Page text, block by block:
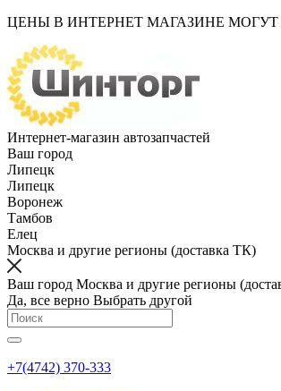
ЦЕНЫ В ИНТЕРНЕТ МАГАЗИНЕ
Интернет-магазин автозапчастей
Ваш город
Липецк
Липецк
Воронеж
Тамбов
Елец
Москва и другие регионы (доставка ТК)
Ваш город Москва и другие регионы
Да, все верно Выбрать другой
+7(4742) 370-333